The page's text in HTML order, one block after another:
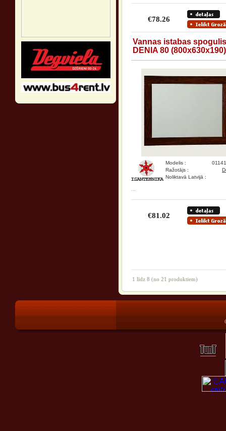
€78.26
Vannas istabas spogulis
DENIA 80
Modelis :
Ražotājs :
Noliktavā Latvijā :
€81.02
1 līdz 8 (no 21 produktiem)